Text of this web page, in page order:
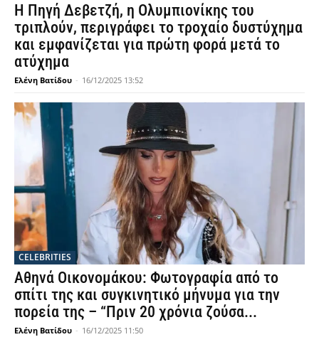
Η Πηγή Δεβετζή, η Ολυμπιονίκης του
τριπλούν, περιγράφει το τροχαίο δυστύχημα
και εμφανίζεται για πρώτη φορά μετά το
ατύχημα
Ελένη Βατίδου - 16/12/2025 13:52
CELEBRITIES
Αθηνά Οικονομάκου: Φωτογραφία από το
σπίτι της και συγκινητικό μήνυμα για την
πορεία της – “Πριν 20 χρόνια ζούσα...
Ελένη Βατίδου - 16/12/2025 11:50